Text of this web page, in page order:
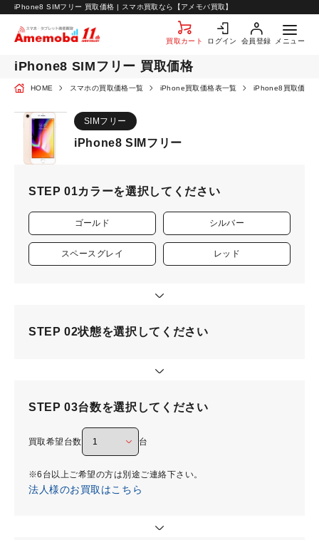
iPhone8 SIMフリー 買取価格 | スマホ買取なら【アメモバ買取】
買取カート ログイン 会員登録 メニュー
お知らせ
お問い合わせ
iPhone8 SIMフリー 買取価格
HOME スマホの買取価格一覧 iPhone買取価格表一覧 iPhone8買取価格
SIMフリー
iPhone8 SIMフリー
STEP 01カラーを選択してください
ゴールド シルバー
スペースグレイ レッド
STEP 02状態を選択してください
STEP 03台数を選択してください
買取希望台数 台
※6台以上ご希望の方は別途ご連絡下さい。
法人様のお買取はこちら